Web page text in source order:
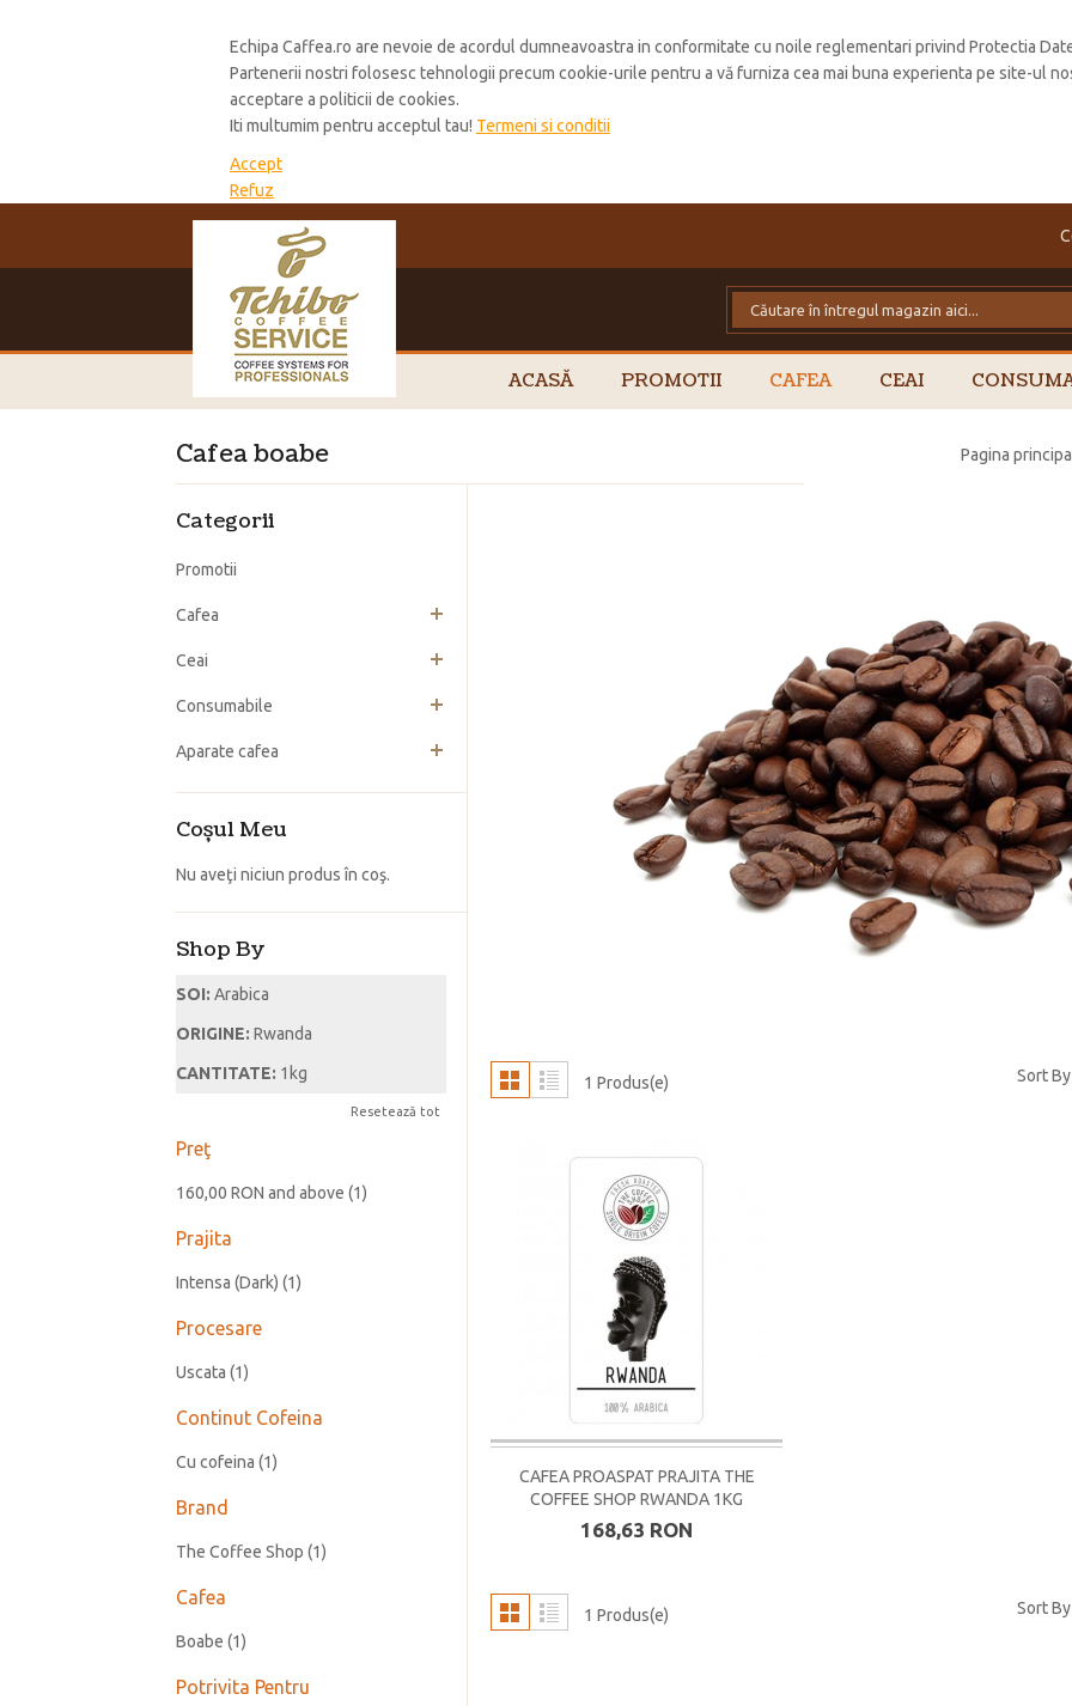
Echipa Caffea.ro are nevoie de acordul dumneavoastra in conformitate cu noile reglementari privind Protectia
Partenerii nostri folosesc tehnologii precum cookie-urile pentru a vă furniza cea mai buna experienta pe site-ul
acceptare a politicii de cookies.
Iti multumim pentru acceptul tau! Termeni si conditii
Accept
Refuz
ACASĂ PROMOTII CAFEA CEAI
Pagina
Cafea boabe
1 Produs(e) Sort By
CAFEA PROASPAT PRAJITA THE
COFFEE SHOP RWANDA 1KG
168,63 RON
1 Produs(e) Sort By
Categorii
Promotii
Cafea
Ceai
Consumabile
Aparate cafea
Coşul Meu
Nu aveţi niciun produs în coş.
Shop By
SOI: Arabica
ORIGINE: Rwanda
CANTITATE: 1kg
Resetează tot
Preţ
160,00 RON and above (1)
Prajita
Intensa (Dark) (1)
Procesare
Uscata (1)
Continut Cofeina
Cu cofeina (1)
Brand
The Coffee Shop (1)
Cafea
Boabe (1)
Potrivita Pentru